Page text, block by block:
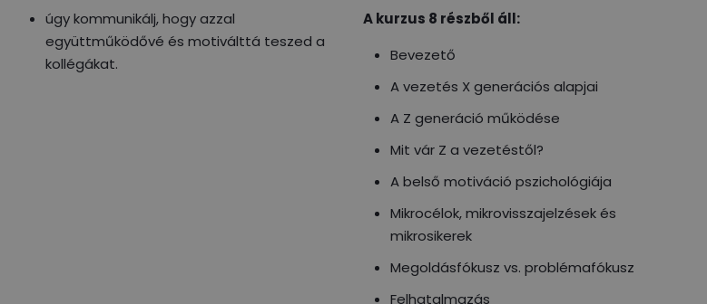
úgy kommunikálj, hogy azzal
együttműködővé és motiválttá teszed a
kollégákat.
A kurzus 8 részből áll:
Bevezető
A vezetés X generációs alapjai
A Z generáció működése
Mit vár Z a vezetéstől?
A belső motiváció pszichológiája
Mikrocélok, mikrovisszajelzések és
mikrosikerek
Megoldásfókusz vs. problémafókusz
Felhatalmazás